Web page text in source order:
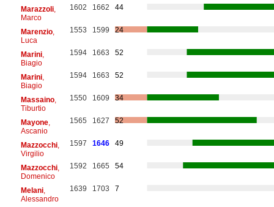
Marazzoli,
Marco
1602 1662 44
Marenzio,
Luca
1553 1599 24
Marini,
Biagio
1594 1663 52
Marini,
Biagio
1594 1663 52
Massaino,
Tiburtio
1550 1609 34
Mayone,
Ascanio
1565 1627 52
Mazzocchi,
Virgilio
1597 1646 49
Mazzocchi,
Domenico
1592 1665 54
Melani,
Alessandro
1639 1703 7